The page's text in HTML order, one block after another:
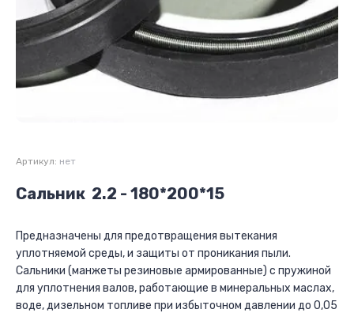
Артикул: нет
Сальник 2.2 - 180*200*15
Предназначены для предотвращения вытекания
уплотняемой среды, и защиты от проникания пыли.
Cальники (манжеты резиновые армированные) с пружиной
для уплотнения валов, работающие в минеральных маслах,
воде, дизельном топливе при избыточном давлении до 0,05